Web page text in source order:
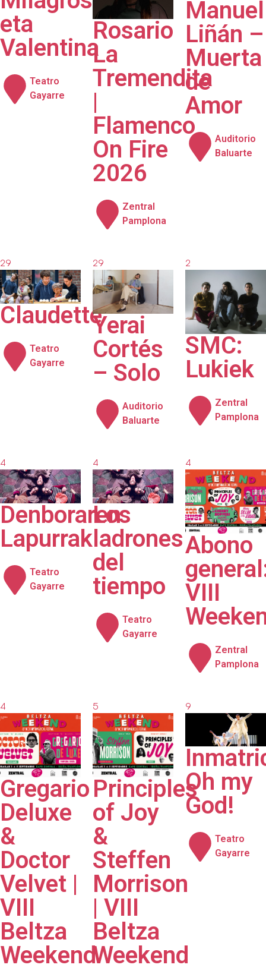
eta
Valentina
Teatro
Gayarre
Rosario
La
Tremendita
|
Flamenco
On Fire
2026
Zentral
Pamplona
Manuel
Liñán –
Muerta
de
Amor
Auditorio
Baluarte
29
agosto
2026
Claudette
Teatro
Gayarre
29
agosto
2026
Yerai
Cortés
– Solo
Auditorio
Baluarte
2
2026
SMC:
Lukiek
Zentral
Pamplona
4
septiembre
2026
Denboraren
Lapurrak
Teatro
Gayarre
4
septiembre
2026
Los
ladrones
del
tiempo
Teatro
Gayarre
4
septiembre
2026
Abono
VIII
Zentral
Pamplona
4
septiembre
2026
Gregario
Deluxe
&
Doctor
Velvet |
VIII
Beltza
Weekend
5
septiembre
2026
Principles
of Joy
&
Steffen
Morrison
| VIII
Beltza
Weekend
9
septiembre
Oh my
God!
Teatro
Gayarre